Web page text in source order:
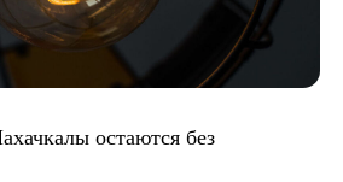
остаются без